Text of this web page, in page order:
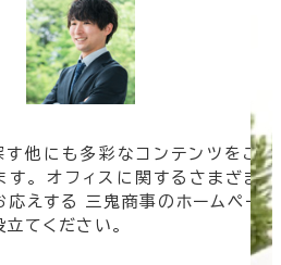
す他にも多彩なコンテンツをご
す。 オフィスに関するさまざま
応えする 三鬼商事のホームペー
てください。